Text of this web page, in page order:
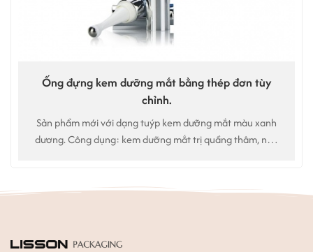
Ống đựng kem dưỡng mắt bằng thép đơn tùy
chỉnh.
Sản phẩm mới với dạng tuýp kem dưỡng mắt màu xanh
dương. Công dụng: kem dưỡng mắt trị quầng thâm, nếp